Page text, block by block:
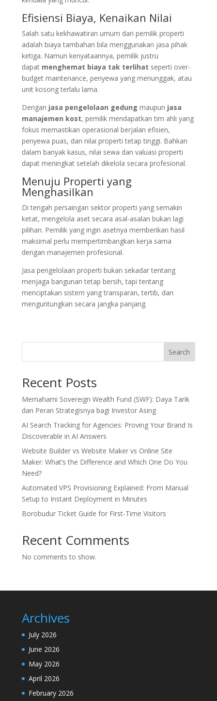
Efisiensi Biaya, Kenaikan Nilai
Salah satu kekhawatiran umum dari pemilik properti
adalah biaya tambahan bila menggunakan jasa pihak
ketiga. Namun kenyataannya, pemilik justru
dapat menghemat biaya tak terlihat seperti over-
budget maintenance, penyewa yang menunggak, atau
unit kosong terlalu lama.
Dengan jasa pengelolaan gedung maupun jasa
manajemen kost, pemilik mendapatkan tim ahli yang
fokus memastikan operasional berjalan efisien,
penyewa puas, dan nilai properti tetap tinggi. Bahkan
dalam banyak kasus, nilai sewa dan valuasi properti
dapat meningkat setelah dikelola secara profesional.
Menuju Properti yang
Menghasilkan
Di tengah persaingan sektor properti yang semakin
ketat, mengelola aset secara asal-asalan bukan lagi
pilihan. Pemilik yang ingin asetnya memberikan hasil
maksimal perlu mempertimbangkan kerja sama
dengan manajemen profesional.
Jasa pengelolaan properti bukan sekadar tentang
menjaga bangunan tetap bersih, tapi tentang
menciptakan sistem yang transparan, tertib, dan
menguntungkan secara jangka panjang.
Search
Recent Posts
Memahami Sovereign Wealth Fund (SWF): Daya Tarik
dan Peran Strategisnya bagi Investor Asing
AI Search Tracking for Agencies: Proving Your Brand Is
Discoverable in AI Answers
Website Builder vs Website Maker vs Online Site
Maker: What’s the Difference and Which One Do You
Need?
Automated VPS Provisioning Explained: From Manual
Setup to Instant Deployment in Minutes
Borobudur Ticket Guide for First-Time Visitors
Recent Comments
No comments to show.
Archives
July 2026
June 2026
May 2026
April 2026
February 2026